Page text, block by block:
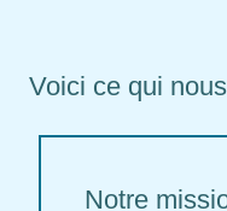
Voici ce qui
Notre